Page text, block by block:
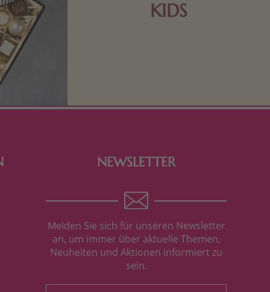
KIDS
NEWSLETTER
Melden Sie sich für unseren Newsletter
an, um immer über aktuelle Themen,
Neuheiten und Aktionen informiert zu
sein.